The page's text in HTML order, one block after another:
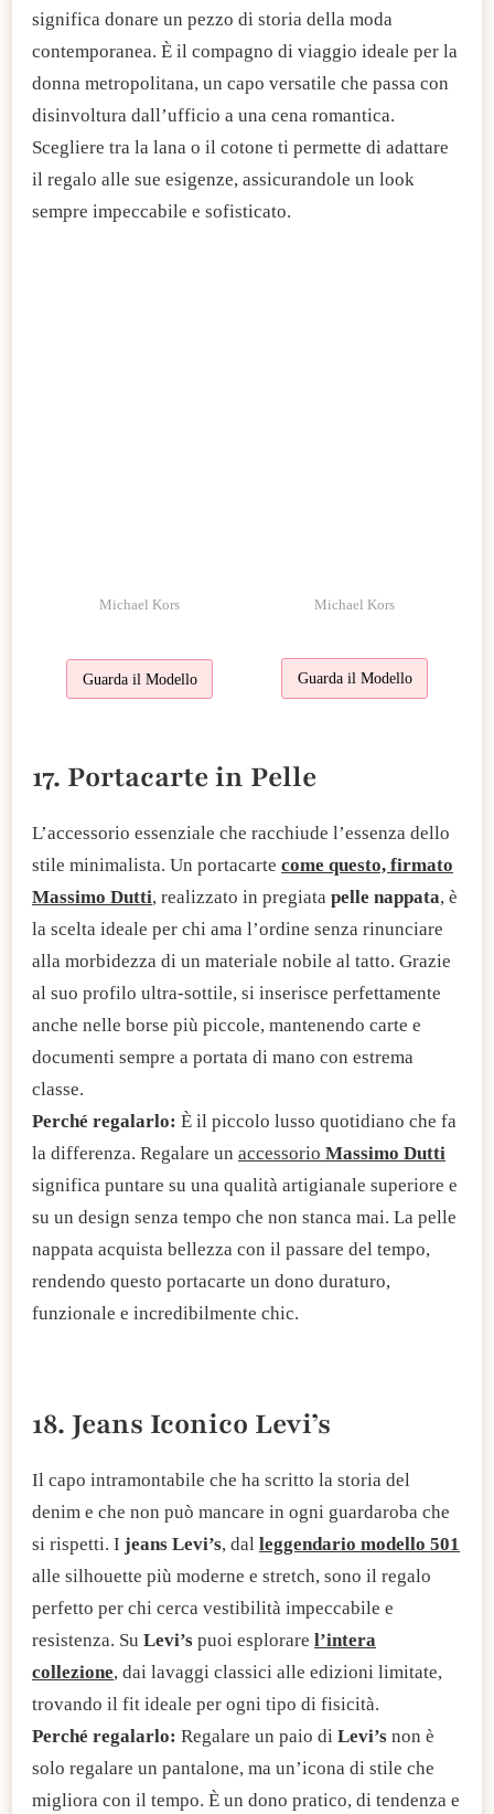
significa donare un pezzo di storia della moda
contemporanea. È il compagno di viaggio ideale per la
donna metropolitana, un capo versatile che passa con
disinvoltura dall’ufficio a una cena romantica.
Scegliere tra la lana o il cotone ti permette di adattare
il regalo alle sue esigenze, assicurandole un look
sempre impeccabile e sofisticato.
Michael Kors
Guarda il Modello
Michael Kors
Guarda il Modello
17. Portacarte in Pelle
L’accessorio essenziale che racchiude l’essenza dello
stile minimalista. Un portacarte come questo, firmato
Massimo Dutti, realizzato in pregiata pelle nappata, è
la scelta ideale per chi ama l’ordine senza rinunciare
alla morbidezza di un materiale nobile al tatto. Grazie
al suo profilo ultra-sottile, si inserisce perfettamente
anche nelle borse più piccole, mantenendo carte e
documenti sempre a portata di mano con estrema
classe.
Perché regalarlo: È il piccolo lusso quotidiano che fa
la differenza. Regalare un accessorio Massimo Dutti
significa puntare su una qualità artigianale superiore e
su un design senza tempo che non stanca mai. La pelle
nappata acquista bellezza con il passare del tempo,
rendendo questo portacarte un dono duraturo,
funzionale e incredibilmente chic.
18. Jeans Iconico Levi’s
Il capo intramontabile che ha scritto la storia del
denim e che non può mancare in ogni guardaroba che
si rispetti. I jeans Levi’s, dal leggendario modello 501
alle silhouette più moderne e stretch, sono il regalo
perfetto per chi cerca vestibilità impeccabile e
resistenza. Su Levi’s puoi esplorare l’intera
collezione, dai lavaggi classici alle edizioni limitate,
trovando il fit ideale per ogni tipo di fisicità.
Perché regalarlo: Regalare un paio di Levi’s non è
solo regalare un pantalone, ma un’icona di stile che
migliora con il tempo. È un dono pratico, di tendenza e